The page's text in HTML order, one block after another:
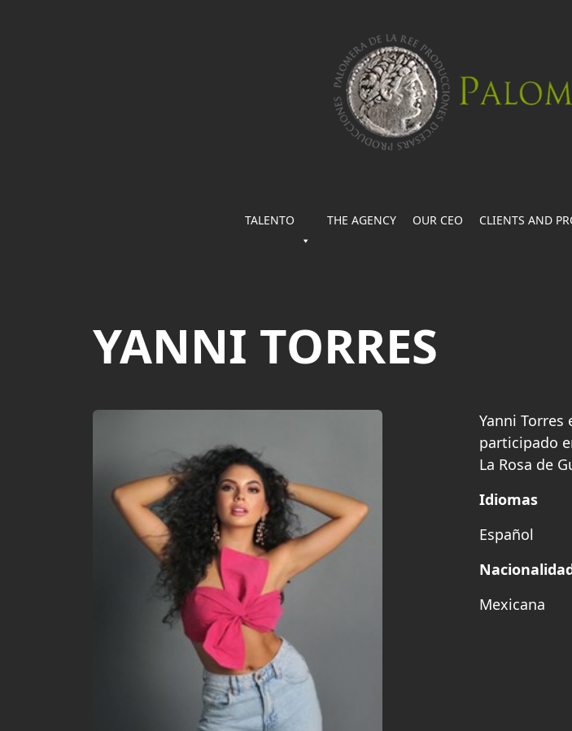
TALENTO THE AGENCY OUR CEO CLIENTS AND
YANNI TORRES
Yanni Torres
participado
La Rosa de
Idiomas
Español
Mexicana